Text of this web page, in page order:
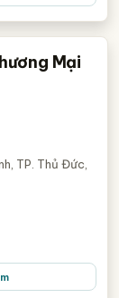
Mại
TP. Thủ Đức,